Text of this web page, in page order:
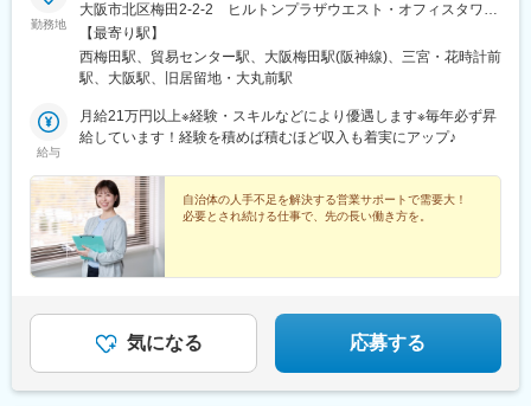
勤務地
大阪市北区梅田2-2-2 ヒルトンプラザウエスト・オフィスタワー
10F（四ツ橋線「西梅田駅」4B出口より直結／阪神電車「大阪梅
田駅」より徒歩1分）※低頻度ではありますが、日によって神戸本
社（兵庫県神戸市中央区伊藤町119 大樹生命神戸三宮ビル3F）
【最寄り駅】
西梅田駅、貿易センター駅、大阪梅田駅(阪神線)、三宮・花時計前
駅、大阪駅、旧居留地・大丸前駅
給与
月給21万円以上※経験・スキルなどにより優遇します※毎年必ず昇
給しています！経験を積めば積むほど収入も着実にアップ♪
自治体の人手不足を解決する営業サポートで需要大！
必要とされ続ける仕事で、先の長い働き方を。
気になる 応募する